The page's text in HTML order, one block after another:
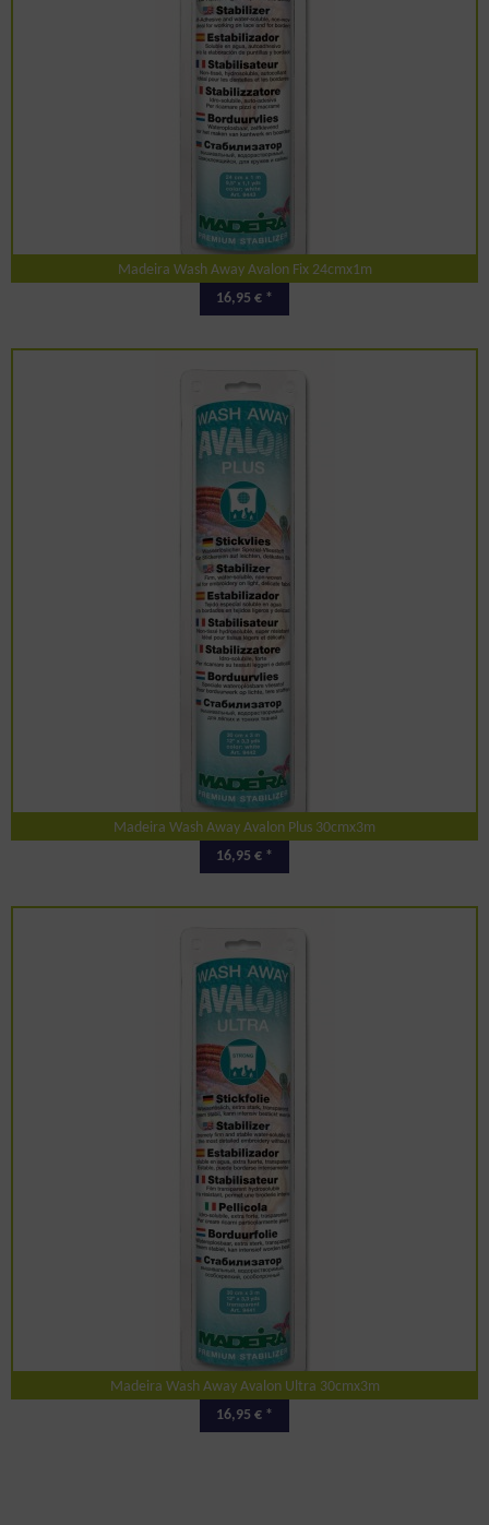
Madeira Wash Away Avalon Fix 24cmx1m
16,95 € *
Madeira Wash Away Avalon Plus 30cmx3m
16,95 € *
Madeira Wash Away Avalon Ultra 30cmx3m
16,95 € *